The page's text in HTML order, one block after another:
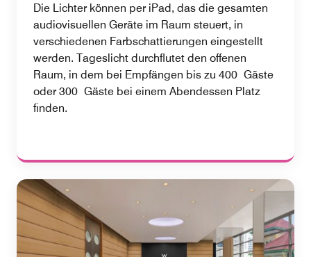
Die Lichter können per iPad, das die gesamten
audiovisuellen Geräte im Raum steuert, in
verschiedenen Farbschattierungen eingestellt
werden. Tageslicht durchflutet den offenen
Raum, in dem bei Empfängen bis zu 400 Gäste
oder 300 Gäste bei einem Abendessen Platz
finden.